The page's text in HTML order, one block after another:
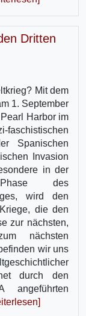
Dritten
Mit dem
1. September
Harbor im
Spanischen
Invasion
in der
Phase des
wird den
die den
zur nächsten,
nächsten
wir uns
durch den